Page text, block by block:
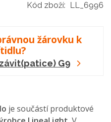
Kód zboží: LL_6996
žárovku k
závit(patice) G9
je součástí produktové